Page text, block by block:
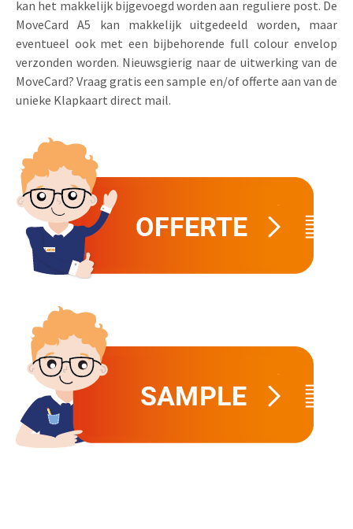
kan het makkelijk bijgevoegd worden aan reguliere post. De
MoveCard A5 kan makkelijk uitgedeeld worden, maar
eventueel ook met een bijbehorende full colour envelop
verzonden worden. Nieuwsgierig naar de uitwerking van de
MoveCard? Vraag gratis een sample en/of offerte aan van de
unieke Klapkaart direct mail.
Twin Sliders
Tabkaarten
Budget kaarten
Alle producten
Marketing in de Zorg
Duurzame Marketing
Marketing voor Scholen
Food Marketing
Klantenbinding
Duurzaamheid
Brochure downloaden